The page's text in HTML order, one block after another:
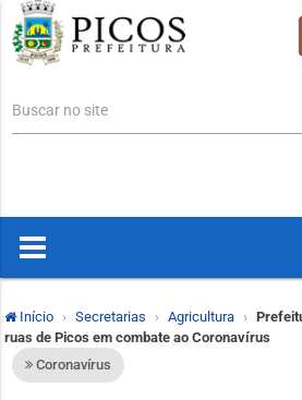
Buscar no site
Início Secretarias Agricultura
ruas de Picos em combate ao Coronavírus
Coronavírus